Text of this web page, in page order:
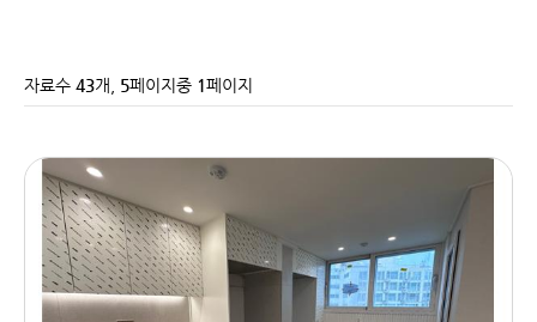
자료수 43개, 5페이지중 1페이지